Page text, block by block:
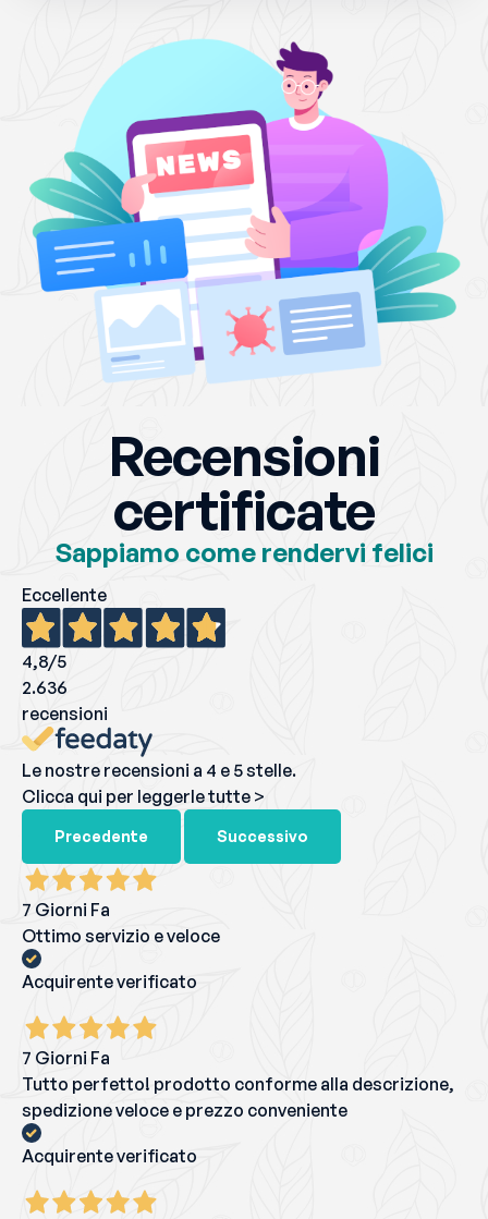
Recensioni
certificate
Sappiamo come rendervi felici
Eccellente
4,8/5
2.636
recensioni
Le nostre recensioni a 4 e 5 stelle.
Clicca qui per leggerle tutte >
Precedente Successivo
7 Giorni Fa
Ottimo servizio e veloce
Acquirente verificato
7 Giorni Fa
Tutto perfetto! prodotto conforme alla descrizione,
spedizione veloce e prezzo conveniente
Acquirente verificato